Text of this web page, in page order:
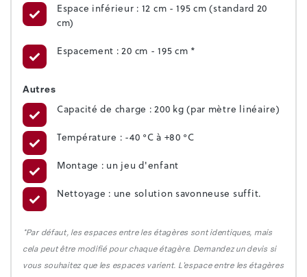
Espace inférieur : 12 cm - 195 cm (standard 20
cm)
Espacement : 20 cm - 195 cm *
Autres
Capacité de charge : 200 kg (par mètre linéaire)
Température : -40 °C à +80 °C
Montage : un jeu d'enfant
Nettoyage : une solution savonneuse suffit.
*Par défaut, les espaces entre les étagères sont identiques, mais
cela peut être modifié pour chaque étagère. Demandez un devis si
vous souhaitez que les espaces varient. L'espace entre les étagères